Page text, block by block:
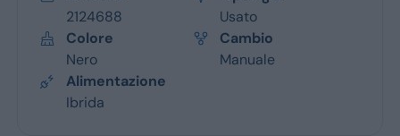
2124688
Usato
Colore
Nero
Cambio
Manuale
Alimentazione
Ibrida